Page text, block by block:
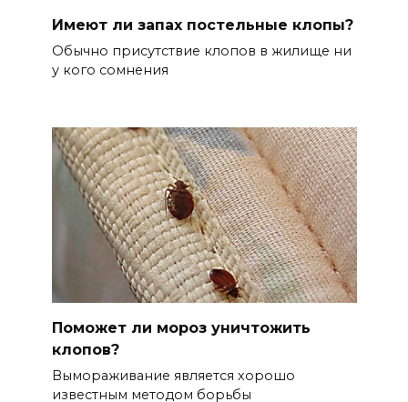
Имеют ли запах постельные клопы?
Обычно присутствие клопов в жилище ни
у кого сомнения
Поможет ли мороз уничтожить
клопов?
Вымораживание является хорошо
известным методом борьбы